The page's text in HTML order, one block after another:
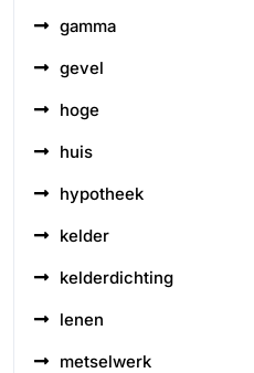
gamma
gevel
hoge
huis
hypotheek
kelder
kelderdichting
lenen
metselwerk